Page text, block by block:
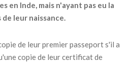
en Inde, mais n'ayant pas eu la
leur naissance.
de leur premier passeport s'il a
copie de leur certificat de